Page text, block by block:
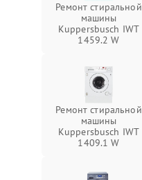
Ремонт стиральной
машины
Kuppersbusch IWT
1459.2 W
Ремонт стиральной
машины
Kuppersbusch IWT
1409.1 W